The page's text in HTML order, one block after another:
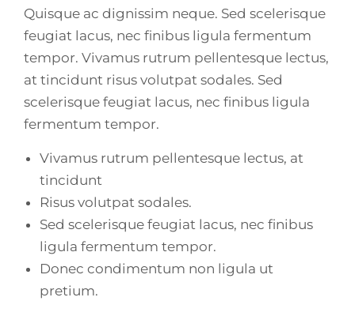
Quisque ac dignissim neque. Sed scelerisque
feugiat lacus, nec finibus ligula fermentum
tempor. Vivamus rutrum pellentesque lectus,
at tincidunt risus volutpat sodales. Sed
scelerisque feugiat lacus, nec finibus ligula
fermentum tempor.
Vivamus rutrum pellentesque lectus, at
tincidunt
Risus volutpat sodales.
Sed scelerisque feugiat lacus, nec finibus
ligula fermentum tempor.
Donec condimentum non ligula ut
pretium.